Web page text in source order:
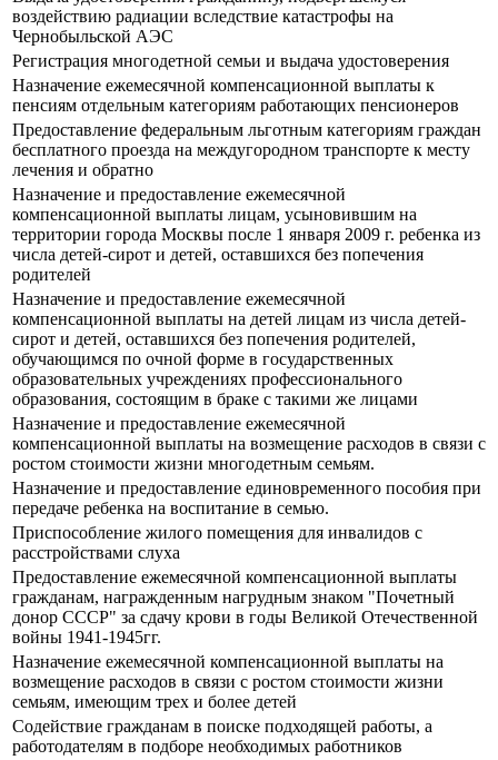
воздействию радиации вследствие катастрофы на
Чернобыльской АЭС
Регистрация многодетной семьи и выдача удостоверения
Назначение ежемесячной компенсационной выплаты к
пенсиям отдельным категориям работающих пенсионеров
Предоставление федеральным льготным категориям граждан
бесплатного проезда на междугородном транспорте к месту
лечения и обратно
Назначение и предоставление ежемесячной
компенсационной выплаты лицам, усыновившим на
территории города Москвы после 1 января 2009 г. ребенка из
числа детей-сирот и детей, оставшихся без попечения
родителей
Назначение и предоставление ежемесячной
компенсационной выплаты на детей лицам из числа детей-
сирот и детей, оставшихся без попечения родителей,
обучающимся по очной форме в государственных
образовательных учреждениях профессионального
образования, состоящим в браке с такими же лицами
Назначение и предоставление ежемесячной
компенсационной выплаты на возмещение расходов в связи с
ростом стоимости жизни многодетным семьям.
Назначение и предоставление единовременного пособия при
передаче ребенка на воспитание в семью.
Приспособление жилого помещения для инвалидов с
расстройствами слуха
Предоставление ежемесячной компенсационной выплаты
гражданам, награжденным нагрудным знаком "Почетный
донор СССР" за сдачу крови в годы Великой Отечественной
войны 1941-1945гг.
Назначение ежемесячной компенсационной выплаты на
возмещение расходов в связи с ростом стоимости жизни
семьям, имеющим трех и более детей
Содействие гражданам в поиске подходящей работы, а
работодателям в подборе необходимых работников